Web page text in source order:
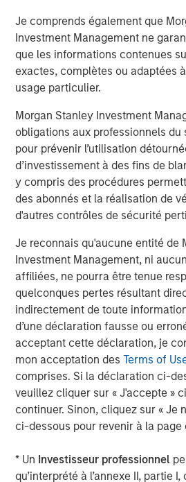
Je comprends également que
Investment Management ne
que les informations contenues
exactes, complètes ou adaptées
usage particulier.
Morgan Stanley Investment
obligations aux professionnels
pour prévenir l’utilisation
d’investissement à des fins de
y compris des procédures
des abonnés et la réalisation de
d'autres contrôles de sécurité
Je reconnais qu'aucune entité de
Investment Management, ni
affiliées, ne pourra être tenue
quelconques pertes résultant
indirectement de toute
d’une déclaration fausse ou
acceptant cette déclaration, je
mon acceptation desTerms of
comprises. Si la déclaration ci-
veuillez cliquer sur « J'accepte »
continuer. Sinon, cliquez sur « Je
ci-dessous pour revenir à la page
* Un Investisseur professionnel
qu’interprété à l’annexe II, partie
complement to PPC, enhancing
the market while embodying the
culture as PPC. We congratulate
tremendous success, and we’re
Lynn Abplanalp and the rest of the
The combined company will
Flexible Packaging and its go-to
produce and floral segments will
under the highly respected Temkin
About PPC Flexible Packaging,
Based in Buffalo Grove, Illinois,
a leading provider converted
healthcare, medical, organic
produce markets. The company
manufacture of value-added
up pouch packaging for the most
applications. Recognized for its
speed to market, it excels in
and technology to its valued
company is privately owned by
Stanley Capital Partners. Please
About Morgan Stanley Capital
Investment Management, is a
private equity platform that has